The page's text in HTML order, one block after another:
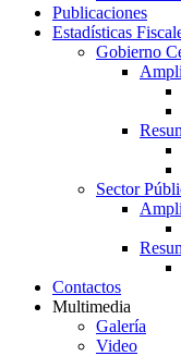
Publicaciones
Estadísticas
Gobierno
Sector
Contactos
Multimedia
Galería
Video